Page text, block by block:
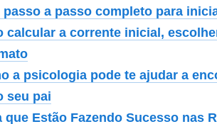
a passo completo para
a corrente inicial,
a psicologia pode te ajudar a
seu pai
Estão Fazendo Sucesso nas